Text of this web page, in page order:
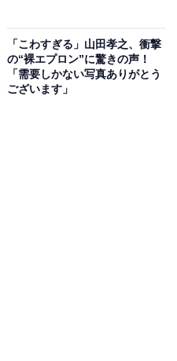
「こわすぎる」山田孝之、衝撃
の“裸エプロン”に驚きの声！
「需要しかない写真ありがとう
ございます」